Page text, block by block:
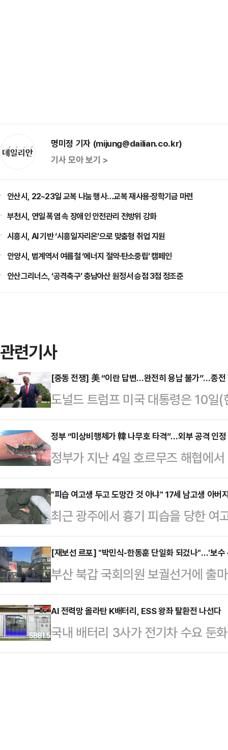
명미정 기자 (mijung@dailian.co.kr)
기사 모아 보기 >
안산시, 22~23일 교복 나눔 행사…교복 재사용·장학기금 마련
부천시, 연일 폭염 속 장애인 안전관리 전방위 강화
시흥시, AI 기반 ‘시흥일자리온’으로 맞춤형 취업 지원
안양시, 범계역서 여름철 ‘에너지 절약·탄소중립’ 캠페인
안산그리너스, ‘공격축구’ 충남아산 원정서 승점 3점 정조준
관련기사
[중동 전쟁] 美 “이란 답변…완전히 용납 불가”…종전
도널드 트럼프 미국 대통령은 10일
측이 수용불가능한 내용의 답변을
르면 트럼프 대통령은 10일(현지
스소셜을 통해 “이란의 소위 ‘대표
다”며 “마음에 들지 않는다. 완전
했다.양국은 앞서 1쪽짜리 종전 양
있었고, 이란 국영 IRNA통신이 이
종저난 답변을…
정부 “미상비행체가 韓 나무호 타격”…외부 공격 인정
정부가 지난 4일 호르무즈 해협에
발 및 화재가 미상 비행체의 타격에
사건 발생 후 원인에 신중한 입장을
한 것임을 인정했다.다만 타격한 비
되지 않았고 공격의 주체에 대해서
예정이라고 밝혔다.외교부는 10일
정부 합동 조사결과를 발표했다.박
과 5월 4일 미상의 …
"피습 여고생 두고 도망간 것 아냐" 17세 남고생 아버
최근 광주에서 흉기 피습을 당한 여
상을 입은 고교생이 당시 상황을
군(17)은 지난 5일 0시 11분쯤 광
피해자의 비명을 듣고 "처음에는
명 소리에 그냥 몸이 먼저 움직였
쓰러진 피해자를 발견했다. 피해자
휴대전화를 꺼내 신고하려는 순간
다고…
[재보선 르포] "박민식-한동훈 단일화 되겄나"…'보수
부산 북갑 국회의원 보궐선거에 출
후보가 '맞불' 개소식으로 뜨겁게
거리에서는 보수 후보 단일화 가능
했다. 두 후보 모두 완주 의지를 단
이라는 의견이 적지 않았다. 그럼에
AI 전력망 올라탄 K배터리, ESS 왕좌 탈환전 나선다
국내 배터리 3사가 전기차 수요 둔
업을 다시 키우고 있다. 한때 ESS